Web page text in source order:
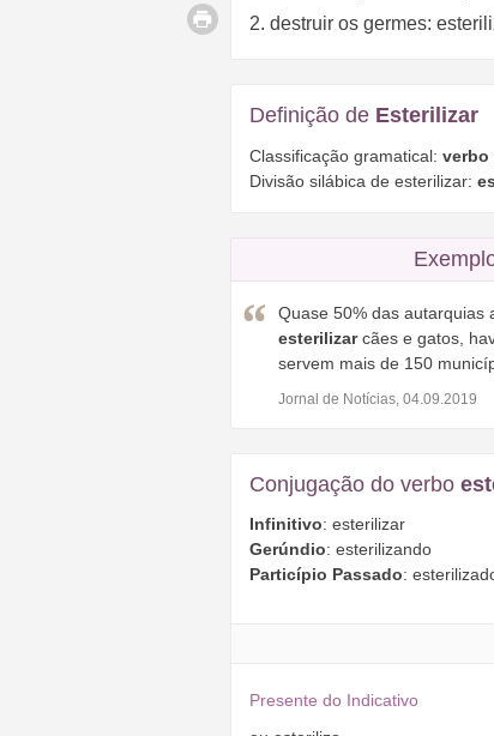
2. destruir os germes:
Definição de Esterilizar
Classificação gramatical: verbo
Divisão silábica de esterilizar:
Quase 50% das autarquias
esterilizarcães e gatos,
servem mais de 150
Jornal de Notícias, 04.09.2019
Conjugação do verbo
Infinitivo: esterilizar
Gerúndio: esterilizando
Particípio Passado:
Presente do Indicativo